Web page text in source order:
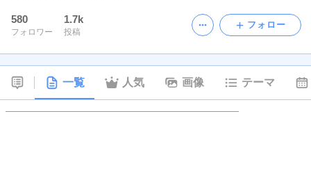
580
フォロワー
1.7k
投稿
フォロー
一覧 人気 画像 テーマ